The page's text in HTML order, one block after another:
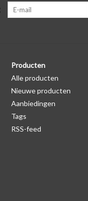
Producten
Alle producten
Nieuwe producten
Aanbiedingen
Tags
RSS-feed